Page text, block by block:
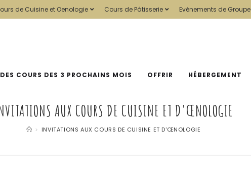
de Cuisine et Oenologie Cours de Pâtisserie Evénements de Groupe
COURS DES 3 PROCHAINS MOIS OFFRIR HÉBERGEMENT
AUX COURS DE CUISINE ET D'ŒNOLOGIE
> INVITATIONS AUX COURS DE CUISINE ET D'ŒNOLOGIE